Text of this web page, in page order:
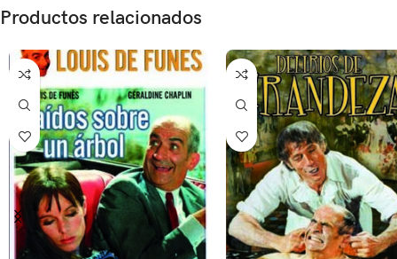
Productos relacionados